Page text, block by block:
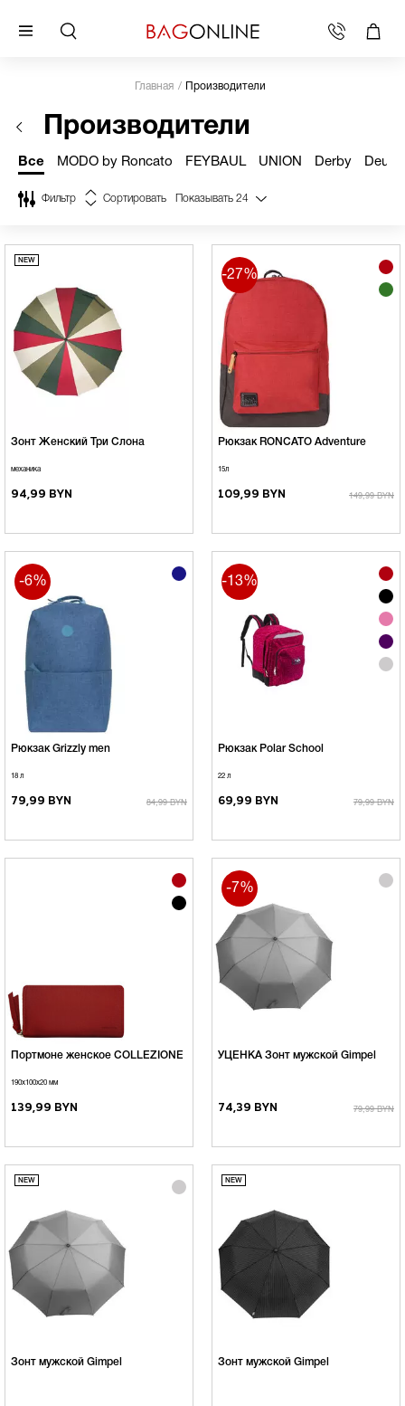
Главная Производители
Производители
Все MODO by Roncato FEYBAUL UNION Derby Deuter
Фильтр Сортировать Показывать 24
Зонт Женский Три Слона
механика
94,99 BYN
Рюкзак RONCATO Adventure
15л
109,99 BYN 149,99 BYN
-27%
Рюкзак Grizzly men
18 л
79,99 BYN 84,99 BYN
-6%
Рюкзак Polar School
22 л
69,99 BYN 79,99 BYN
-13%
Портмоне женское COLLEZIONE
190х100х20 мм
139,99 BYN
УЦЕНКА Зонт мужской Gimpel
74,39 BYN 79,99 BYN
-7%
Зонт мужской Gimpel Зонт мужской Gimpel